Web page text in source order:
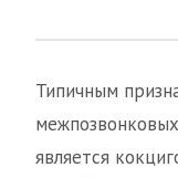
Типичным
является